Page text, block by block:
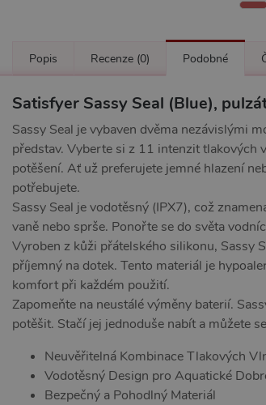
Popis Recenze (0) Podobné
Satisfyer Sassy Seal (Blue),
Sassy Seal je vybaven dvěma nezávislými
představ. Vyberte si z 11 intenzit tlakových
potěšení. Ať už preferujete jemné hlazení
potřebujete.
Sassy Seal je vodotěsný (IPX7), což
vaně nebo sprše. Ponořte se do světa
Vyroben z kůži přátelského silikonu, Sassy
příjemný na dotek. Tento materiál je
komfort při každém použití.
Zapomeňte na neustálé výměny baterií.
potěšit. Stačí jej jednoduše nabít a můžete
Neuvěřitelná Kombinace Tlakových
Vodotěsný Design pro Aquatické
Bezpečný a Pohodlný Materiál